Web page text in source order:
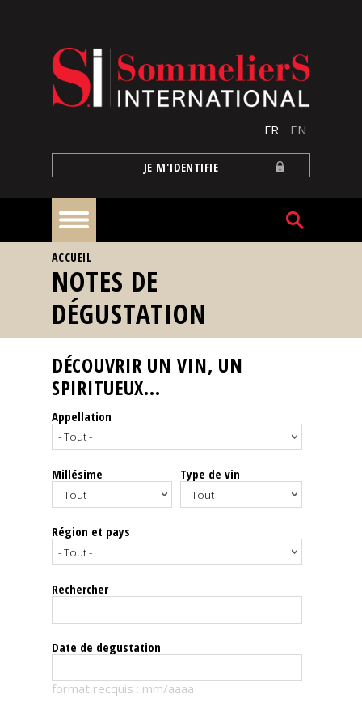
FR EN
JE M'IDENTIFIE
À
la
une
Reportages
Nos
Spiritueux
Notes
dégustation
Le
magazine
Télécharger
VOUS ÊTES ICI
ACCUEIL
NOTES DE
DÉGUSTATION
DÉCOUVRIR UN VIN, UN
SPIRITUEUX...
Appellation
Millésime Type de vin
Région et pays
Rechercher
Date de degustation
format recquis : mm/aaaa